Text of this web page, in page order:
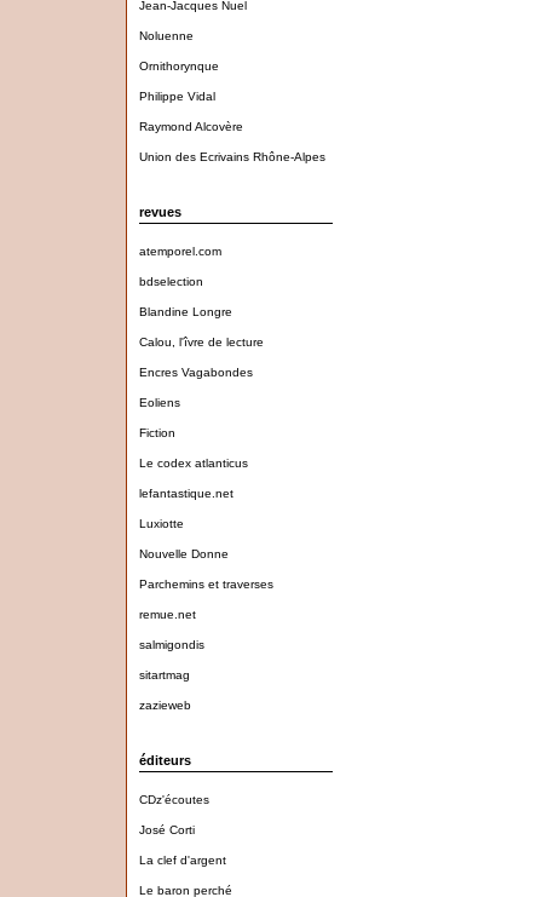
Jean-Jacques Nuel
Noluenne
Ornithorynque
Philippe Vidal
Raymond Alcovère
Union des Ecrivains Rhône-Alpes
revues
atemporel.com
bdselection
Blandine Longre
Calou, l'îvre de lecture
Encres Vagabondes
Eoliens
Fiction
Le codex atlanticus
lefantastique.net
Luxiotte
Nouvelle Donne
Parchemins et traverses
remue.net
salmigondis
sitartmag
zazieweb
éditeurs
CDz'écoutes
José Corti
La clef d'argent
Le baron perché